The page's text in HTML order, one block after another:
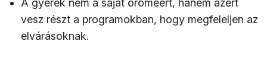
A gyerek nem a saját öröméért, hanem azért
vesz részt a programokban, hogy megfeleljen az
elvárásoknak.